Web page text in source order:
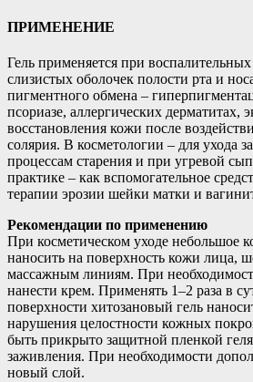
ПРИМЕНЕНИЕ
Гель применяется при
слизистых оболочек полости рта и
пигментного обмена –
псориазе, аллергических дерматитах,
восстановления кожи после
солярия. В косметологии – для ухода
процессам старения и при угревой
практике – как вспомогательное
терапии эрозии шейки матки и
Рекомендации по применению
При косметическом уходе небольшое
наносить на поверхность кожи лица,
массажным линиям. При
нанести крем. Применять 1–2 раза в
поверхности хитозановый гель
нарушения целостности кожных
быть прикрыто защитной пленкой
заживления. При необходимости
новый слой.